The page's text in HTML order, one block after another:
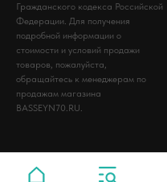
Гражданского кодекса Российской
Федерации. Для получения
подробной информации о
стоимости и условий продажи
товаров, пожалуйста,
обращайтесь к менеджерам по
продажам магазина
BASSEYN70.RU.